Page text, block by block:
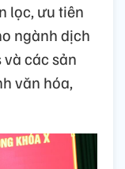
lọc, ưu tiên
ngành dịch
các sản
văn hóa,